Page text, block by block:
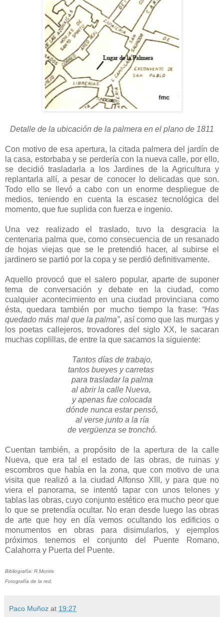
Detalle de la ubicación de la palmera en el plano de 1811
Con motivo de esa apertura, la citada palmera del jardín de
la casa, estorbaba y se perdería con la nueva calle, por ello,
se decidió trasladarla a los Jardines de la Agricultura y
replantarla allí, a pesar de conocer lo delicadas que son.
Todo ello se llevó a cabo con un enorme despliegue de
medios, teniendo en cuenta la escasez tecnológica del
momento, que fue suplida con fuerza e ingenio.
Una vez realizado el traslado, tuvo la desgracia la
centenaria palma que, como consecuencia de un resanado
de hojas viejas que se le pretendió hacer, al subirse el
jardinero se partió por la copa y se perdió definitivamente.
Aquello provocó que el salero popular, aparte de suponer
tema de conversación y debate en la ciudad, como
cualquier acontecimiento en una ciudad provinciana como
ésta, quedara también por mucho tiempo la frase: “Has
quedado más mal que la palma”, así como que las murgas y
los poetas callejeros, trovadores del siglo XX, le sacaran
muchas coplillas, de entre la que sacamos la siguiente:
Tantos días de trabajo,
tantos bueyes y carretas
para trasladar la palma
al abrir la calle Nueva,
y apenas fue colocada
dónde nunca estar pensó,
al verse junto a la ría
de vergüenza se tronchó.
Cuentan también, a propósito de la apertura de la calle
Nueva, que era tal el estado de las obras, de ruinas y
escombros que había en la zona, que con motivo de una
visita que realizó a la ciudad Alfonso XIII, y para que no
viera el panorama, se intentó tapar con unos telones y
tablas las obras, cuyo conjunto estético era mucho peor que
lo que se pretendía ocultar. No eran desde luego las obras
de arte que hoy en día vemos ocultando los edificios o
monumentos en obras para disimularlos, y ejemplos
próximos tenemos el conjunto del Puente Romano,
Calahorra y Puerta del Puente.
Bibliografía: R.Montis
Fotografía de la red.
Paco Muñoz at 19:27